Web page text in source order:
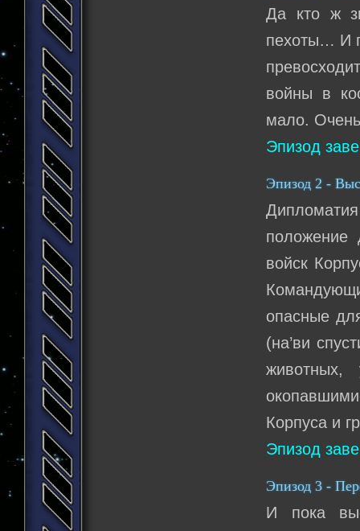
Да кто ж
пехоты… И
войны в
мало.
Эпизод
Эпизод 2 -
положение
войск
опасные
(на’ви
животных,
Корпуса и
Эпизод
Эпизод 3 -
И пока